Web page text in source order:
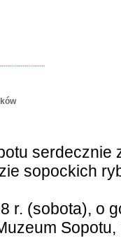
serdecznie
sopockich
r. (sobota), o